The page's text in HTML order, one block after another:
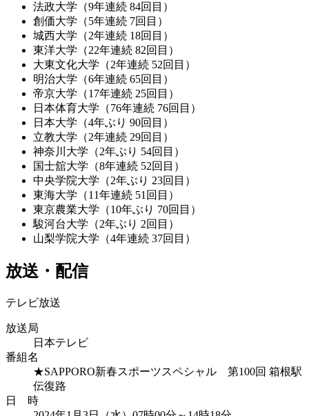
法政大学（9年連続 84回目）
創価大学（5年連続 7回目）
城西大学（2年連続 18回目）
東洋大学（22年連続 82回目）
大東文化大学（2年連続 52回目）
明治大学（6年連続 65回目）
帝京大学（17年連続 25回目）
日本体育大学（76年連続 76回目）
日本大学（4年ぶり 90回目）
立教大学（2年連続 29回目）
神奈川大学（2年ぶり 54回目）
国士舘大学（8年連続 52回目）
中央学院大学（2年ぶり 23回目）
東海大学（11年連続 51回目）
東京農業大学（10年ぶり 70回目）
駿河台大学（2年ぶり 2回目）
山梨学院大学（4年連続 37回目）
放送・配信
テレビ放送
放送局
日本テレビ
番組名
★SAPPORO新春スポーツスペシャル 第100回 箱根駅
伝復路
日 時